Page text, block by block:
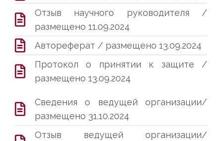
Отзыв научного руководителя /
размещено 11.09.2024
Автореферат / размещено 13.09.2024
Протокол о принятии к защите /
размещено 13.09.2024
Сведения о ведущей организации/
размещено 31.10.2024
Отзыв ведущей организации/